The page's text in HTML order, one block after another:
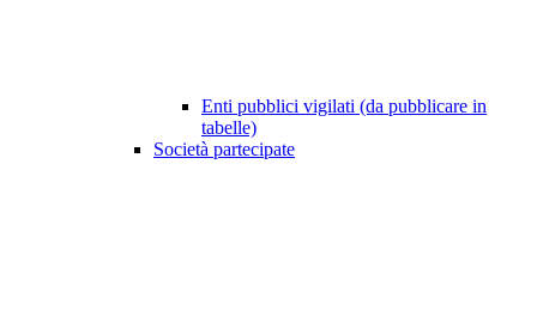
Enti pubblici vigilati (da pubblicare in
tabelle)
Società partecipate